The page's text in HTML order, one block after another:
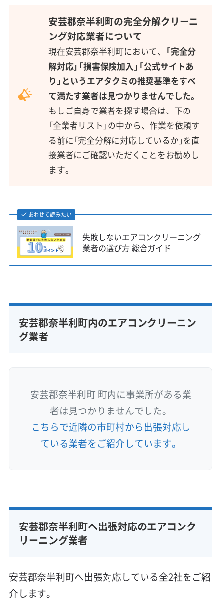
安芸郡奈半利町の完全分解クリーニ
ング対応業者について
現在安芸郡奈半利町において、 「完全分
解対応」「損害保険加入」「公式サイトあ
り」というエアタクミの推奨基準をすべ
て満たす業者は見つかりませんでした。
もしご自身で業者を探す場合は、下の
「全業者リスト」の中から、作業を依頼す
る前に「完全分解に対応しているか」を直
接業者にご確認いただくことをお勧めし
ます。
あわせて読みたい
失敗しないエアコンクリーニング
業者の選び方 総合ガイド
安芸郡奈半利町内のエアコンクリーニン
グ業者
安芸郡奈半利町 町内に事業所がある業
者は見つかりませんでした。
こちらで近隣の市町村から出張対応し
ている業者をご紹介しています。
安芸郡奈半利町へ出張対応のエアコンク
リーニング業者
安芸郡奈半利町へ出張対応している全2社をご紹
介します。